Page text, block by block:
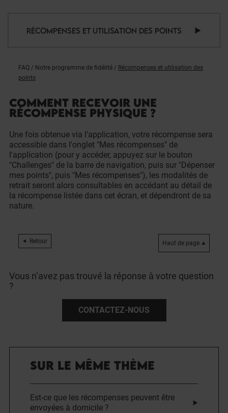
RÉCOMPENSES ET UTILISATION DES POINTS
FAQ / Notre programme de fidélité / Récompenses et utilisation des
points
COMMENT RECEVOIR UNE
RÉCOMPENSE PHYSIQUE ?
Une fois obtenue via l’application, votre récompense sera
accessible dans l'onglet "Mes récompenses" de
l'application (pour y accéder, appuyez sur le bouton
"Challenges" de la barre de navigation, puis sur "Dépenser
mes points", puis "Mes récompenses"), les modalités de
retrait seront alors consultables en accédant au détail de
la récompense listée dans cet écran, et dépendront de sa
nature.
Retour Haut de page
Vous n’avez pas trouvé la réponse à votre question
?
CONTACTEZ-NOUS
SUR LE MÊME THÈME
Est-ce que les récompenses peuvent être
envoyées à domicile ?